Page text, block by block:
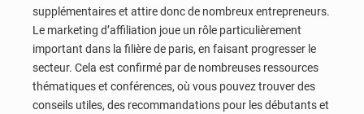
supplémentaires et attire donc de nombreux entrepreneurs.
Le marketing d’affiliation joue un rôle particulièrement
important dans la filière de paris, en faisant progresser le
secteur. Cela est confirmé par de nombreuses ressources
thématiques et conférences, où vous pouvez trouver des
conseils utiles, des recommandations pour les débutants et